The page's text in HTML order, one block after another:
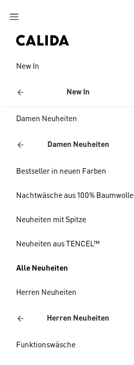
Zum Hauptinhalt springen
New In
New In
Damen Neuheiten
Damen Neuheiten
Bestseller in neuen Farben
Nachtwäsche aus 100% Baumwolle
Neuheiten mit Spitze
Neuheiten aus TENCEL™
Alle Neuheiten
Herren Neuheiten
Herren Neuheiten
Funktionswäsche